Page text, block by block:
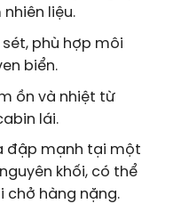
liệu.
phù hợp môi
biển.
ồn và nhiệt từ
lái.
đập mạnh tại một
khối, có thể
chở hàng nặng.